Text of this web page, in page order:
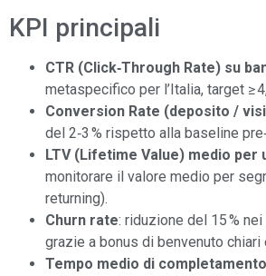
KPI principali
CTR (Click‑Through Rate) su
metaspecifico per l’Italia, target ≥
Conversion Rate (deposito /
del 2‑3 % rispetto alla baseline
LTV (Lifetime Value) medio per
monitorare il valore medio per
returning).
Churn rate: riduzione del 15 %
grazie a bonus di benvenuto chiari
Tempo medio di